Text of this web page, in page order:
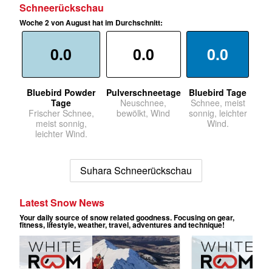
Schneerückschau
Woche 2 von August hat im Durchschnitt:
0.0
Bluebird Powder
Tage
Frischer Schnee,
meist sonnig,
leichter Wind.
0.0
Pulverschneetage
Neuschnee,
bewölkt, Wind
0.0
Bluebird Tage
Schnee, meist
sonnig, leichter
Wind.
Suhara Schneerückschau